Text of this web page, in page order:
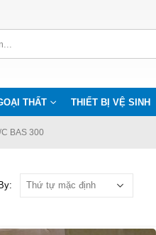
THẤT THIẾT BỊ VỆ SINH
BAS 300